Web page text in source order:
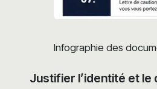
Infographie des
Justifier l’identité et le